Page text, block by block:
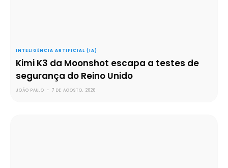
INTELIGÊNCIA ARTIFICIAL (IA)
Kimi K3 da Moonshot escapa a testes de
segurança do Reino Unido
JOÃO PAULO - 7 DE AGOSTO, 2026